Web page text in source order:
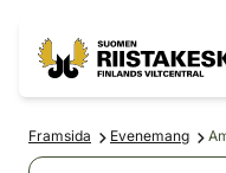
Framsida Evenemang